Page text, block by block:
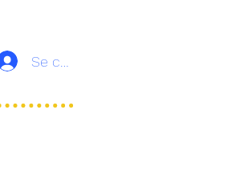
Se connecter